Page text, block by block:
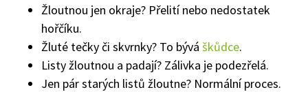
Žloutnou jen okraje? Přelití nebo nedostatek
hořčíku.
Žluté tečky či skvrnky? To bývá škůdce.
Listy žloutnou a padají? Zálivka je podezřelá.
Jen pár starých listů žloutne? Normální proces.